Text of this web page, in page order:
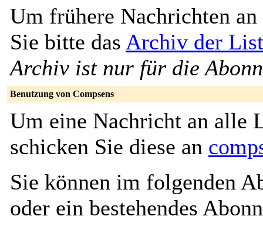
Um frühere Nachrichten an
Sie bitte das Archiv der
Archiv ist nur für die
Benutzung von Compsens
Um eine Nachricht an alle
schicken Sie diese an
Sie können im folgenden
oder ein bestehendes